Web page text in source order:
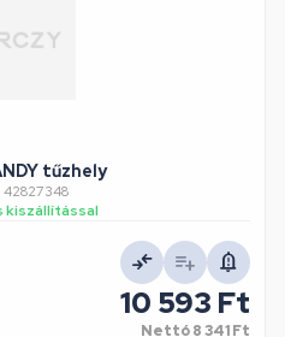
tűzhely
42827348
kiszállítással
10 593 Ft
Nettó8 341 Ft